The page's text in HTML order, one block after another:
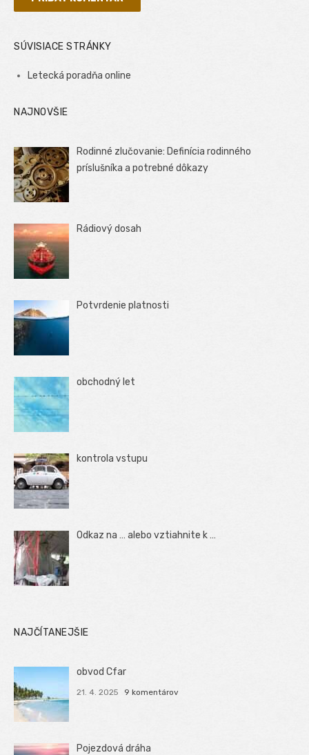
SÚVISIACE STRÁNKY
Letecká poradňa online
NAJNOVŠIE
Rodinné zlučovanie: Definícia rodinného
príslušníka a potrebné dôkazy
Rádiový dosah
Potvrdenie platnosti
obchodný let
kontrola vstupu
Odkaz na … alebo vztiahnite k …
NAJČÍTANEJŠIE
obvod Cfar
21. 4. 2025 9 komentárov
Pojezdová dráha